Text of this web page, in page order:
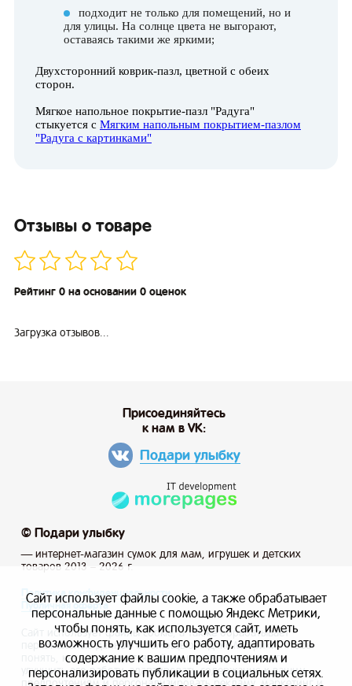
подходит не только для помещений, но и
для улицы. На солнце цвета не выгорают,
оставаясь такими же яркими;
Двухсторонний коврик-пазл, цветной с обеих
сторон.
Мягкое напольное покрытие-пазл "Радуга"
стыкуется с Мягким напольным покрытием-пазлом
"Радуга с картинками"
Отзывы о товаре
Рейтинг 0 на основании 0 оценок
Загрузка отзывов...
© Подари улыбку
— интернет-магазин сумок для мам, игрушек и детских
товаров 2013 – 2026 г.
Присоединяйтесь
к нам в VK:
Подари улыбку
Политика конфиденциальности
Публичная оферта
Сайт использует файлы cookie, а также обрабатывает
персональные данные с помощью Яндекс Метрики, чтобы
понять, как используется сайт, и иметь возможность
улучшить его работу, адаптировать содержание к вашим
предпочтениям и персонализировать рекламу, маркетинг и
Сайт использует файлы cookie, а также обрабатывает
персональные данные с помощью Яндекс Метрики,
чтобы понять, как используется сайт, иметь
возможность улучшить его работу, адаптировать
содержание к вашим предпочтениям и
персонализировать публикации в социальных сетях.